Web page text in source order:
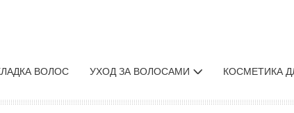
ВОЛОС УХОД ЗА ВОЛОСАМИ КОСМЕТИКА